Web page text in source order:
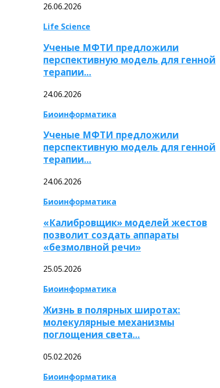
26.06.2026
Life Science
Ученые МФТИ предложили
перспективную модель для генной
терапии…
24.06.2026
Биоинформатика
Ученые МФТИ предложили
перспективную модель для генной
терапии…
24.06.2026
Биоинформатика
«Калибровщик» моделей жестов
позволит создать аппараты
«безмолвной речи»
25.05.2026
Биоинформатика
Жизнь в полярных широтах:
молекулярные механизмы
поглощения света…
05.02.2026
Биоинформатика